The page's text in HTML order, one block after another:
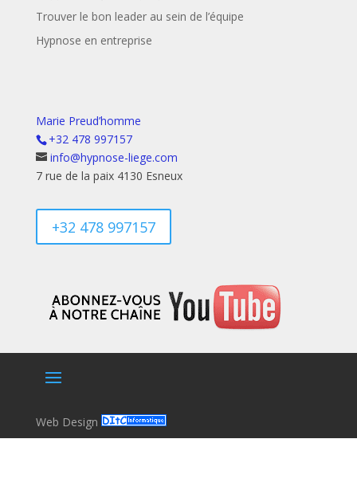
Trouver le bon leader au sein de l’équipe
Hypnose en entreprise
Marie Preud’homme
+32 478 997157
info@hypnose-liege.com
7 rue de la paix 4130 Esneux
+32 478 997157
Web Design